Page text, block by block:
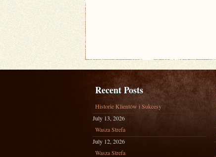
Recent Posts
Historie Klientów i Sukcesy
July 13, 2026
Wasza Strefa
July 12, 2026
Wasza Strefa